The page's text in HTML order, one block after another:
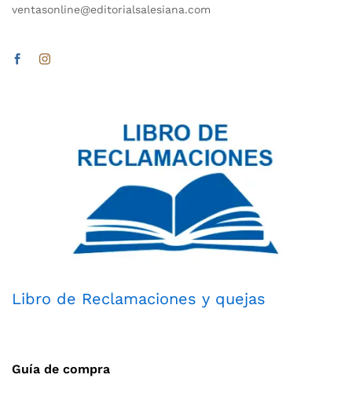
ventasonline@editorialsalesiana.com
Libro de Reclamaciones y quejas
Guía de compra